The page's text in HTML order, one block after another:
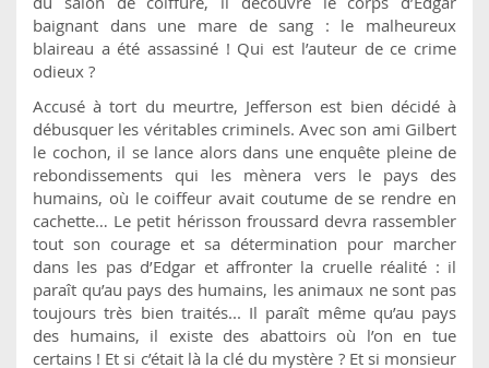
baignant dans une mare de sang : le malheureux
blaireau a été assassiné ! Qui est l’auteur de ce crime
odieux ?
Accusé à tort du meurtre, Jefferson est bien décidé à
débusquer les véritables criminels. Avec son ami Gilbert
le cochon, il se lance alors dans une enquête pleine de
rebondissements qui les mènera vers le pays des
humains, où le coiffeur avait coutume de se rendre en
cachette… Le petit hérisson froussard devra rassembler
tout son courage et sa détermination pour marcher
dans les pas d’Edgar et affronter la cruelle réalité : il
paraît qu’au pays des humains, les animaux ne sont pas
toujours très bien traités... Il paraît même qu’au pays
des humains, il existe des abattoirs où l’on en tue
certains ! Et si c’était là la clé du mystère ? Et si monsieur